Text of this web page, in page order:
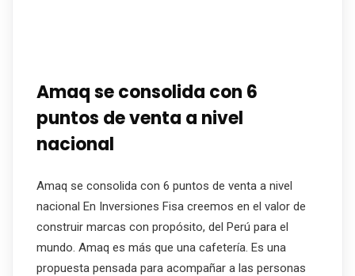
Amaq se consolida con 6
puntos de venta a nivel
nacional
Amaq se consolida con 6 puntos de venta a nivel
nacional En Inversiones Fisa creemos en el valor de
construir marcas con propósito, del Perú para el
mundo. Amaq es más que una cafetería. Es una
propuesta pensada para acompañar a las personas